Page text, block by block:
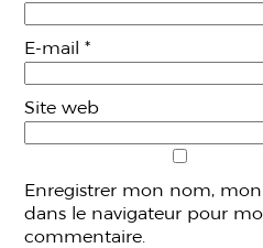
E-mail*
Site web
Enregistrer mon nom,
dans le navigateur pour
commentaire.